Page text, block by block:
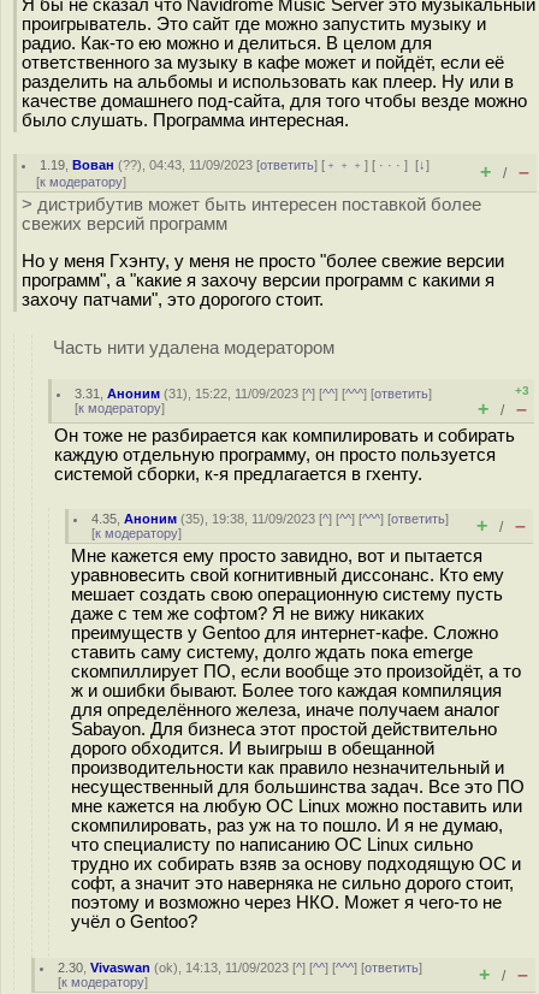
Я бы не сказал что Navidrome Music Server это музыкальный
проигрыватель. Это сайт где можно запустить музыку и
радио. Как-то ею можно и делиться. В целом для
ответственного за музыку в кафе может и пойдёт, если её
разделить на альбомы и использовать как плеер. Ну или в
качестве домашнего под-сайта, для того чтобы везде можно
было слушать. Программа интересная.
1.19 ,Вован (??), 04:43, 11/09/2023 [ответить] [ ﹢﹢﹢] [ · · ·][↓]
[к модератору] + / –
> дистрибутив может быть интересен поставкой более
свежих версий программ
Но у меня Гхэнту, у меня не просто "более свежие версии
программ", а "какие я захочу версии программ с какими я
захочу патчами", это дорогого стоит.
Часть нити удалена модератором
3.31 ,Аноним (31), 15:22, 11/09/2023 [^] [^^] [^^^] [ответить]
[к модератору]
+3
+ / –
Он тоже не разбирается как компилировать и собирать
каждую отдельную программу, он просто пользуется
системой сборки, к-я предлагается в гхенту.
4.35 ,Аноним (35), 19:38, 11/09/2023 [^] [^^] [^^^] [ответить]
[к модератору] + / –
Мне кажется ему просто завидно, вот и пытается
уравновесить свой когнитивный диссонанс. Кто ему
мешает создать свою операционную систему пусть
даже с тем же софтом? Я не вижу никаких
преимуществ у Gentoo для интернет-кафе. Сложно
ставить саму систему, долго ждать пока emerge
скомпиллирует ПО, если вообще это произойдёт, а то
ж и ошибки бывают. Более того каждая компиляция
для определённого железа, иначе получаем аналог
Sabayon. Для бизнеса этот простой действительно
дорого обходится. И выигрыш в обещанной
производительности как правило незначительный и
несущественный для большинства задач. Все это ПО
мне кажется на любую ОС Linux можно поставить или
скомпилировать, раз уж на то пошло. И я не думаю,
что специалисту по написанию ОС Linux сильно
трудно их собирать взяв за основу подходящую ОС и
софт, а значит это наверняка не сильно дорого стоит,
поэтому и возможно через НКО. Может я чего-то не
учёл о Gentoo?
2.30 ,Vivaswan (ok), 14:13, 11/09/2023 [^] [^^] [^^^] [ответить]
[к модератору] + / –